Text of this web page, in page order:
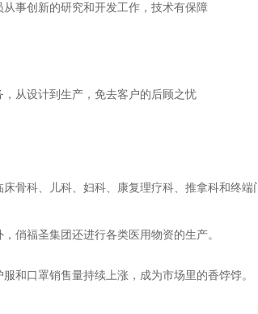
事创新的研究和开发工作，技术有保障
，从设计到生产，免去客户的后顾之忧
床骨科、儿科、妇科、康复理疗科、推拿科和终
俏福圣集团还进行各类医用物资的生产。
和口罩销售量持续上涨，成为市场里的香饽饽。